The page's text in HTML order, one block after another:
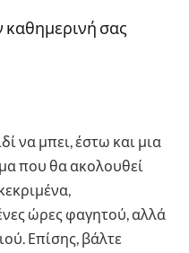
καθημερινή σας
να μπει, έστω και μια
που θα ακολουθεί
ώρες φαγητού, αλλά
Επίσης, βάλτε